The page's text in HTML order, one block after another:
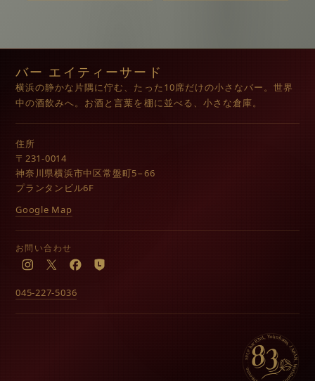
バー エイティーサード
横浜の静かな片隅に佇む、たった10席だけの小さなバー。世界
中の酒飲みへ。お酒と言葉を棚に並べる、小さな倉庫。
住所
〒231-0014
神奈川県横浜市中区常盤町5−66
プランタンビル6F
Google Map
お問い合わせ
Instagram
X Facebook
LINE
045-227-5036